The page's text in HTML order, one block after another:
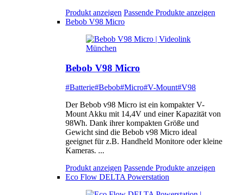
Produkt anzeigen Passende Produkte anzeigen
Bebob V98 Micro
Bebob V98 Micro
#Batterie#Bebob#Micro#V-Mount#V98
Der Bebob v98 Micro ist ein kompakter V-
Mount Akku mit 14,4V und einer Kapazität von
98Wh. Dank ihrer kompakten Größe und
Gewicht sind die Bebob v98 Micro ideal
geeignet für z.B. Handheld Monitore oder kleine
Kameras. ...
Produkt anzeigen Passende Produkte anzeigen
Eco Flow DELTA Powerstation